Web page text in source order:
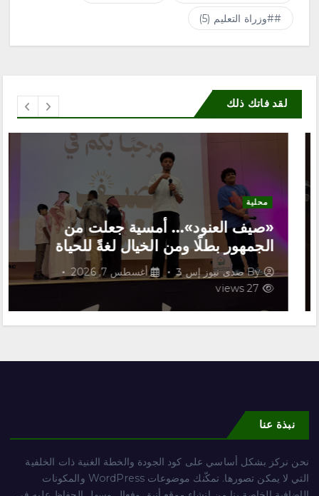
#وزراة التعليم (5)
لقد فاتك ذلك
محلية
«صيف العنود»… أمسية جعلت من
الجمهور بطلًا ومن الخيال لغةً للحياة
By صدى نيوز إس 3
أغسطس 7, 2026
27 views
نبذة عنا
نحن نركز بشكل أساسي على كود الجودة والخطة الغنية ذات الخلفية
التي لا يمكن تصورها. تمكّنك موضوعات WordPress والمكونات